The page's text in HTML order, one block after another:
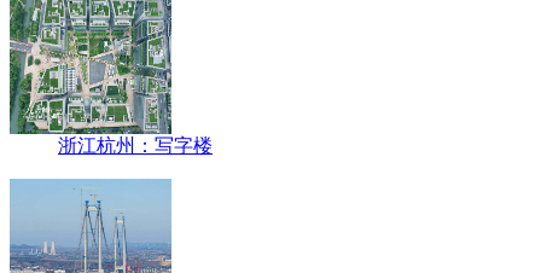
浙江杭州：写字楼